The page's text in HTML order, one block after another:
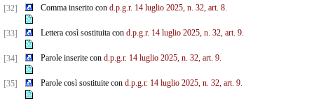
[32] Comma inserito con d.p.g.r. 14 luglio 2025, n. 32, art. 8.
[33] Lettera così sostituita con d.p.g.r. 14 luglio 2025, n. 32, art. 9.
[34] Parole inserite con d.p.g.r. 14 luglio 2025, n. 32, art. 9.
[35] Parole così sostituite con d.p.g.r. 14 luglio 2025, n. 32, art. 9.